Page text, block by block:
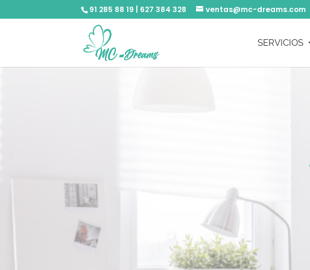
91 285 88 19 | 627 384 328 ventas@mc-dreams.com
SERVICIOS